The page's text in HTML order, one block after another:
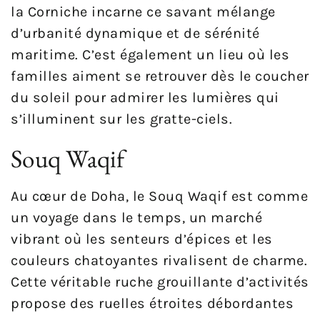
la Corniche incarne ce savant mélange
d’urbanité dynamique et de sérénité
maritime. C’est également un lieu où les
familles aiment se retrouver dès le coucher
du soleil pour admirer les lumières qui
s’illuminent sur les gratte-ciels.
Souq Waqif
Au cœur de Doha, le Souq Waqif est comme
un voyage dans le temps, un marché
vibrant où les senteurs d’épices et les
couleurs chatoyantes rivalisent de charme.
Cette véritable ruche grouillante d’activités
propose des ruelles étroites débordantes